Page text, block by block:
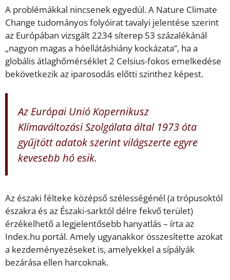
A problémákkal nincsenek egyedül. A Nature Climate
Change tudományos folyóirat tavalyi jelentése szerint
az Európában vizsgált 2234 síterep 53 százalékánál
„nagyon magas a hóellátáshiány kockázata”, ha a
globális átlaghőmérséklet 2 Celsius-fokos emelkedése
bekövetkezik az iparosodás előtti szinthez képest.
Az Európai Unió Kopernikusz
Klímaváltozási Szolgálata által 1973 óta
gyűjtött adatok szerint világszerte egyre
kevesebb hó esik.
Az északi félteke középső szélességénél (a trópusoktól
északra és az Északi-sarktól délre fekvő terület)
érzékelhető a legjelentősebb hanyatlás – írta az
Index.hu portál. Amely ugyanakkor összesítette azokat
a kezdeményezéseket is, amelyekkel a sípályák
bezárása ellen harcoknak.